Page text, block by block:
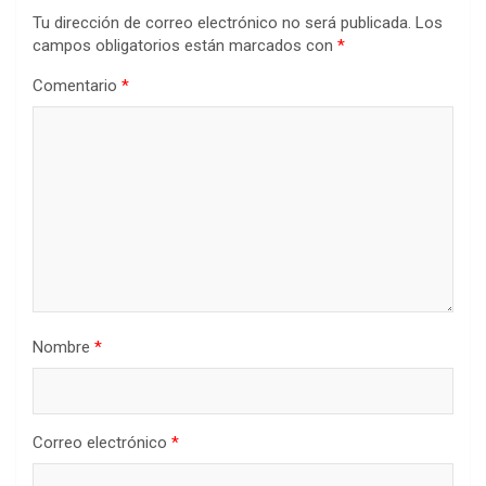
Tu dirección de correo electrónico no será publicada. Los
campos obligatorios están marcados con *
Comentario *
Nombre *
Correo electrónico *